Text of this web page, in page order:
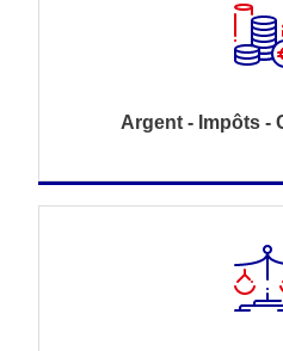
Argent - Impôts -